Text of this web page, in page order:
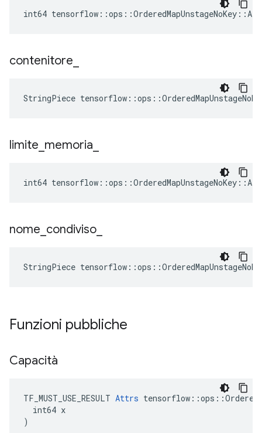
int64
contenitore
StringPiece
limite memoria
int64
nome condiviso
StringPiece
Funzioni pubbliche
Capacità
TF_MUST_USE_RESULT Attrs
  int64 x
)